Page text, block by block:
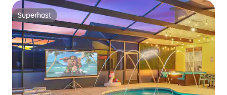
Superhost
Superhost